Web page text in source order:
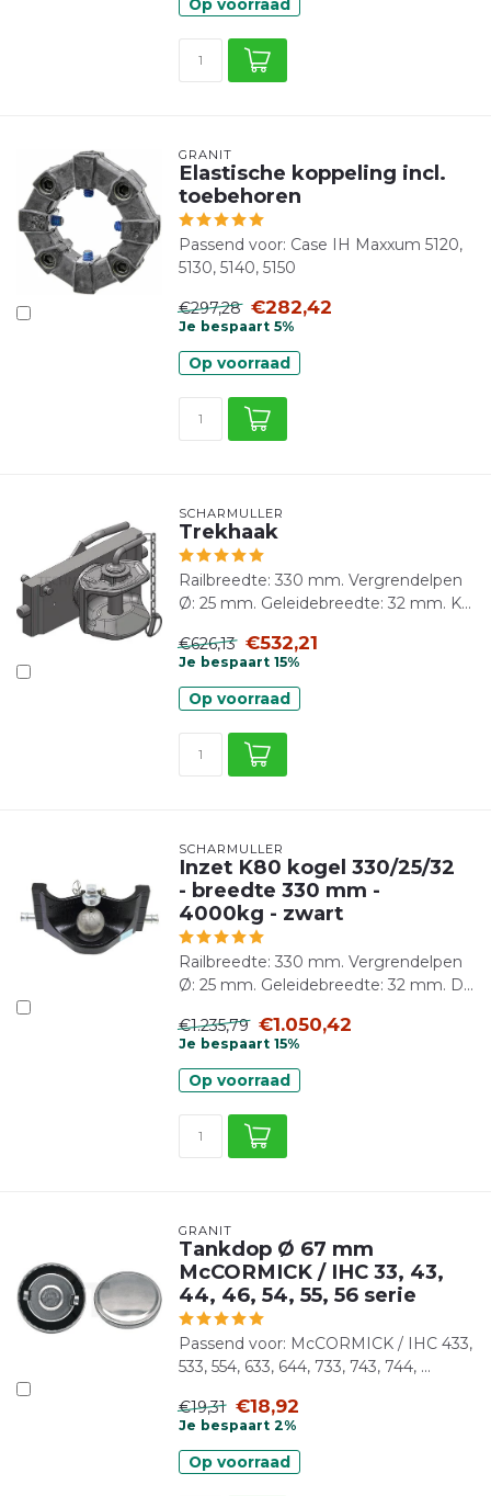
Op voorraad
GRANIT
Elastische koppeling incl.
toebehoren
Passend voor: Case IH Maxxum 5120,
5130, 5140, 5150
€297,28 €282,42
Je bespaart 5%
Op voorraad
SCHARMÜLLER
Trekhaak
Railbreedte: 330 mm. Vergrendelpen
Ø: 25 mm. Geleidebreedte: 32 mm. K...
€626,13 €532,21
Je bespaart 15%
Op voorraad
SCHARMÜLLER
Inzet K80 kogel 330/25/32
- breedte 330 mm -
4000kg - zwart
Railbreedte: 330 mm. Vergrendelpen
Ø: 25 mm. Geleidebreedte: 32 mm. D...
€1.235,79 €1.050,42
Je bespaart 15%
Op voorraad
GRANIT
Tankdop Ø 67 mm
McCORMICK / IHC 33, 43,
44, 46, 54, 55, 56 serie
Passend voor: McCORMICK / IHC 433,
533, 554, 633, 644, 733, 743, 744, ...
€19,31 €18,92
Je bespaart 2%
Op voorraad